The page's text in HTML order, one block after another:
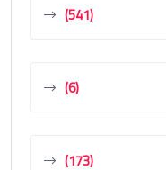
(541)
(6)
(173)